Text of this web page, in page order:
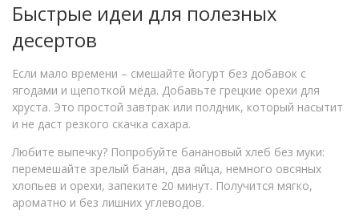
Быстрые идеи для полезных
десертов
Если мало времени – смешайте йогурт без добавок с
ягодами и щепоткой мёда. Добавьте грецкие орехи для
хруста. Это простой завтрак или полдник, который насытит
и не даст резкого скачка сахара.
Любите выпечку? Попробуйте банановый хлеб без муки:
перемешайте зрелый банан, два яйца, немного овсяных
хлопьев и орехи, запеките 20 минут. Получится мягко,
ароматно и без лишних углеводов.